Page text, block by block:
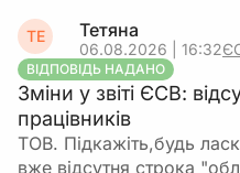
ТЕ Тетяна
06.08.2026 | 16:32
ВІДПОВІДЬ НАДАНО
Зміни у звіті ЄСВ:
працівників
ТОВ. Підкажіть,будь
вже відсутня строка